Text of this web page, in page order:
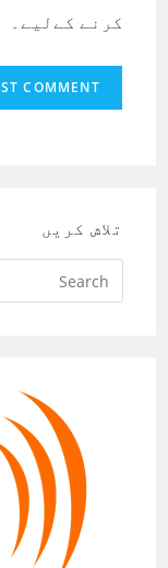
کرنے کےلیے۔
تلاش کریں